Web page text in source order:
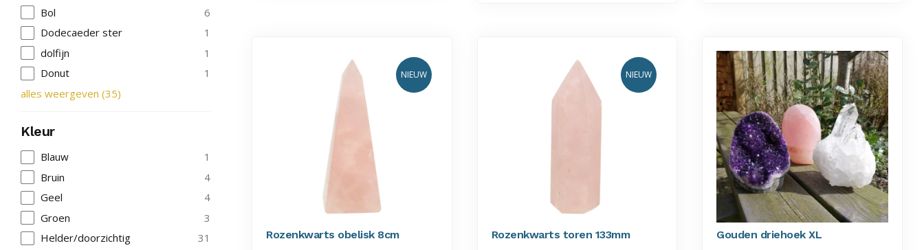
Bol
6
Dodecaeder ster
1
dolfijn
1
Donut
1
alles weergeven (35)
Kleur
Blauw
1
Bruin
4
Geel
4
Groen
3
Helder/doorzichtig
31
NIEUW
Rozenkwarts obelisk 8cm
NIEUW
Rozenkwarts toren 133mm Gouden driehoek XL